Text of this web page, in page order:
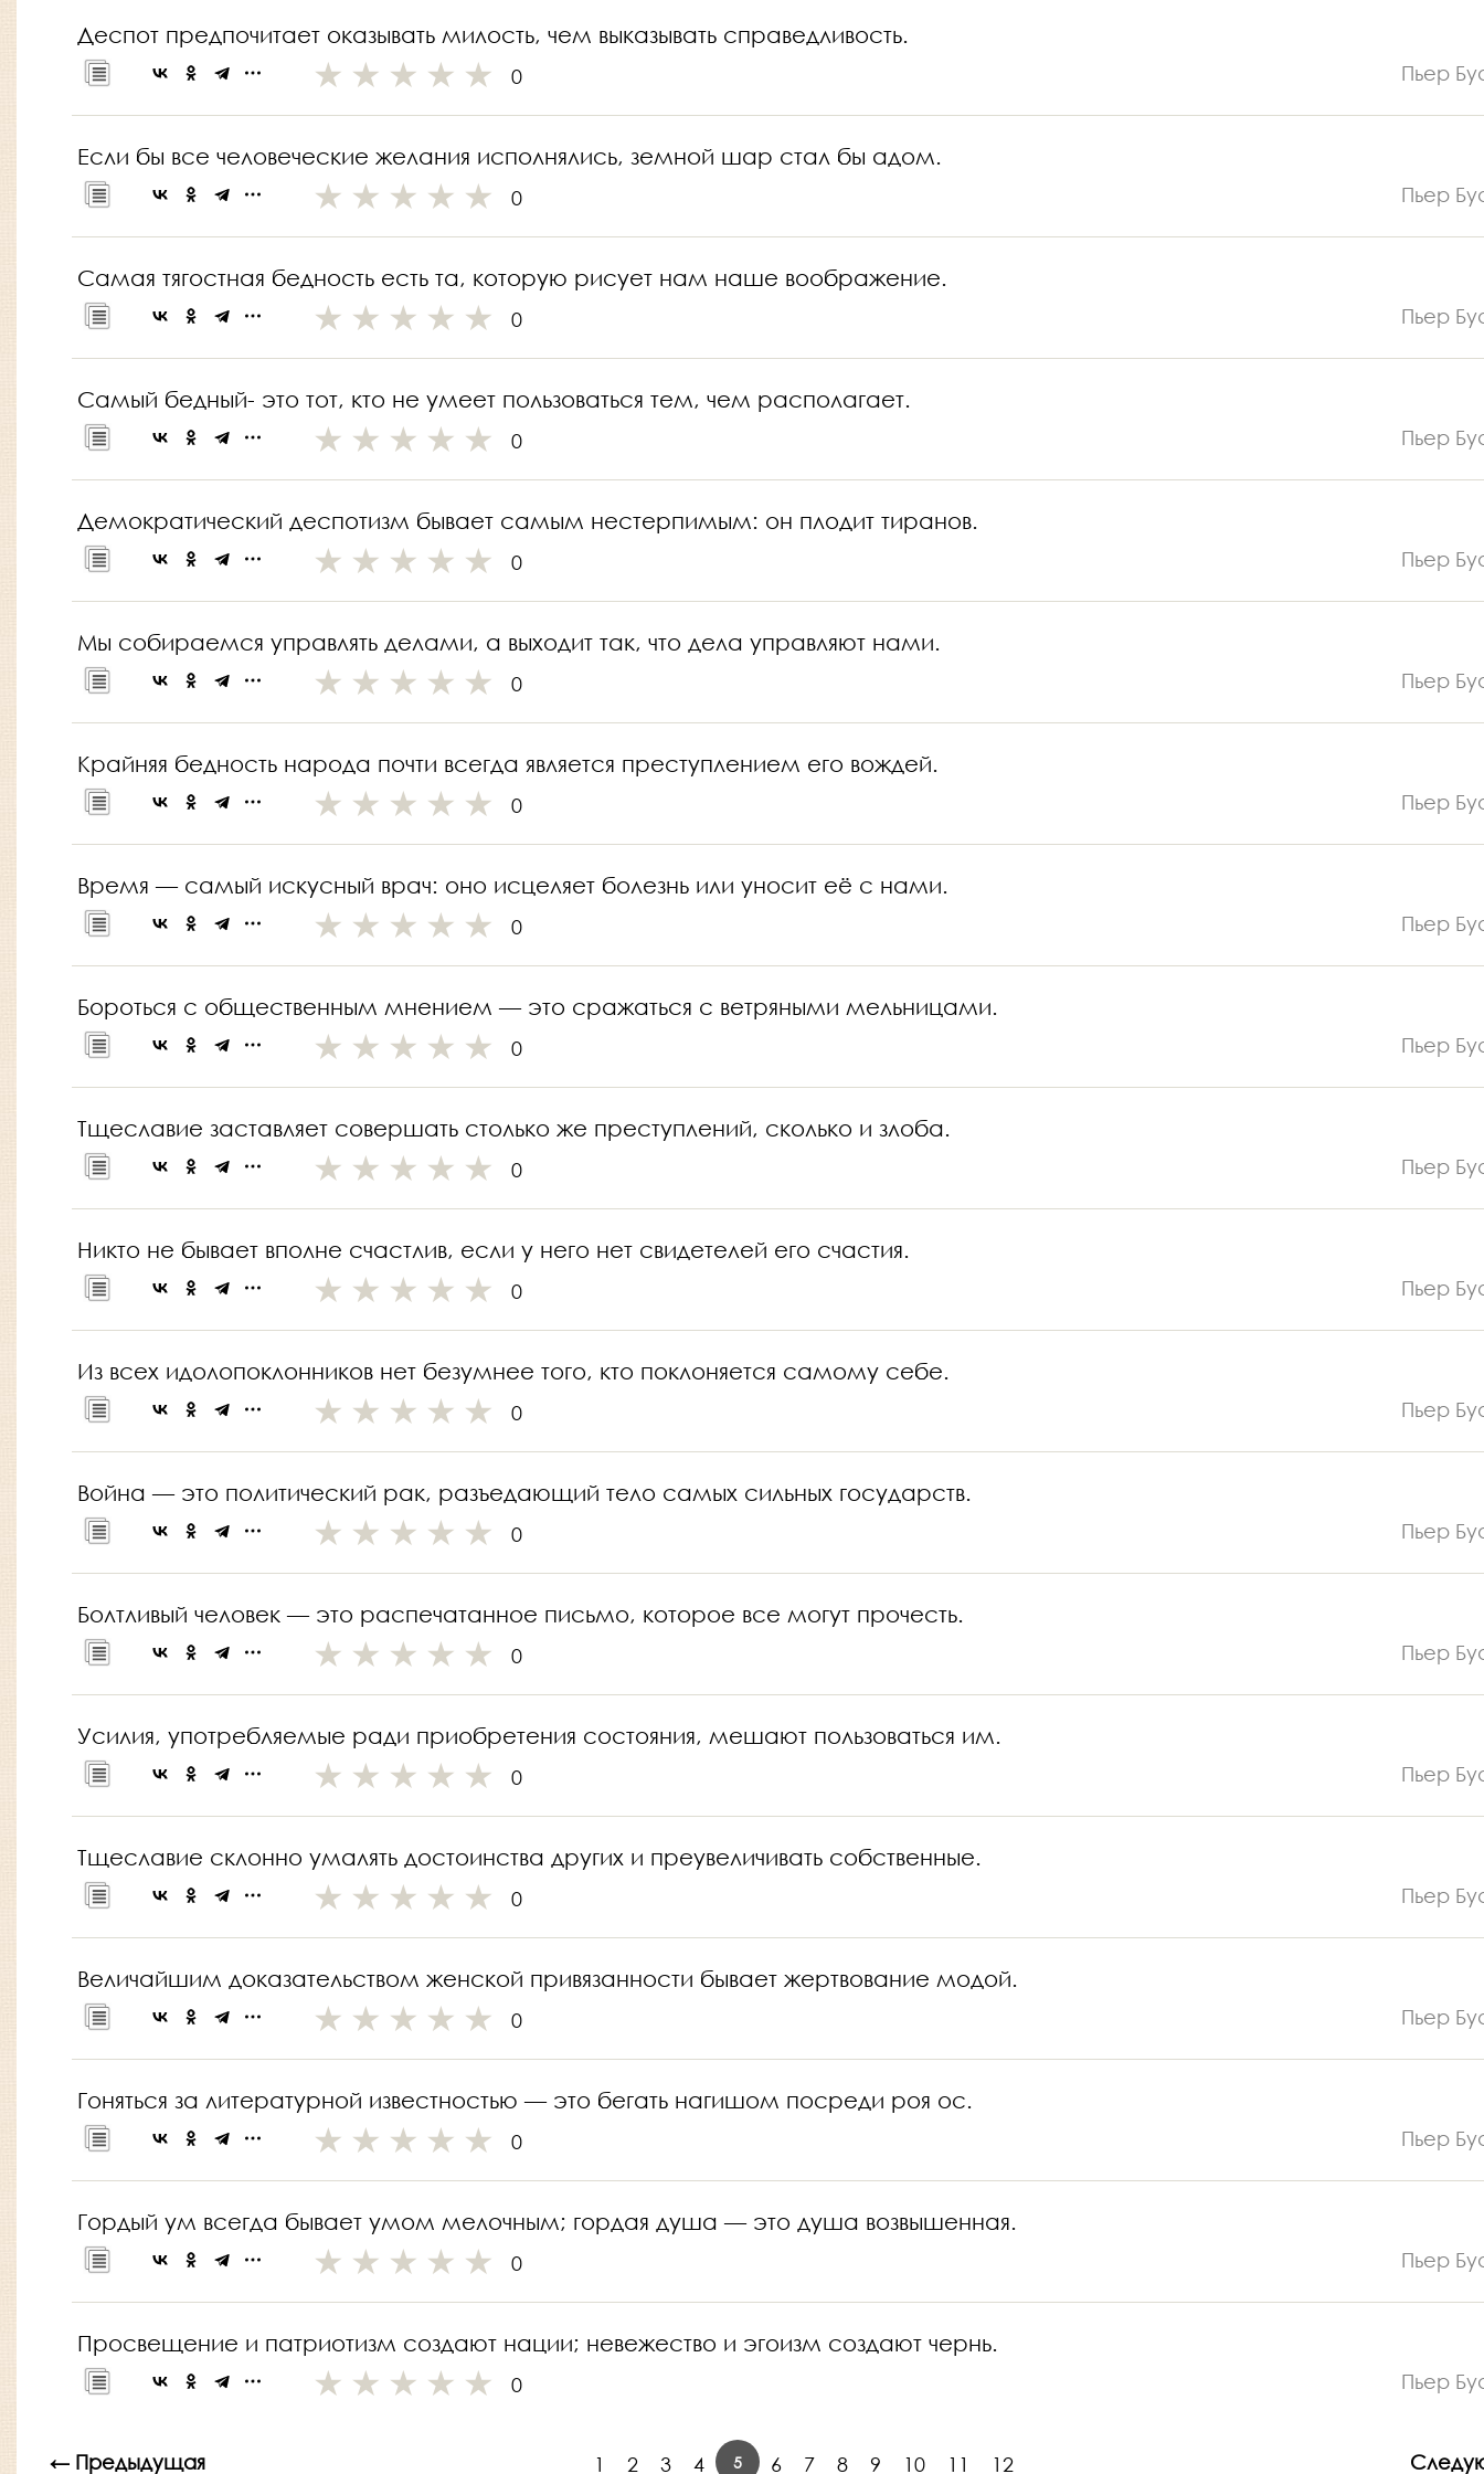
Деспот предпочитает оказывать милость, чем выказывать справедливость.
0 Пьер
Если бы все человеческие желания исполнялись, земной шар стал бы адом.
0 Пьер
Самая тягостная бедность есть та, которую рисует нам наше воображение.
0 Пьер
Самый бедный- это тот, кто не умеет пользоваться тем, чем располагает.
0 Пьер
Демократический деспотизм бывает самым нестерпимым: он плодит тиранов.
0 Пьер
Мы собираемся управлять делами, а выходит так, что дела управляют нами.
0 Пьер
Крайняя бедность народа почти всегда является преступлением его вождей.
0 Пьер
Время — самый искусный врач: оно исцеляет болезнь или уносит её с нами.
0 Пьер
Бороться с общественным мнением — это сражаться с ветряными мельницами.
0 Пьер
Тщеславие заставляет совершать столько же преступлений, сколько и злоба.
0 Пьер
Никто не бывает вполне счастлив, если у него нет свидетелей его счастия.
0 Пьер
Из всех идолопоклонников нет безумнее того, кто поклоняется самому себе.
0 Пьер
Война — это политический рак, разъедающий тело самых сильных государств.
0 Пьер
Болтливый человек — это распечатанное письмо, которое все могут прочесть.
0 Пьер
Усилия, употребляемые ради приобретения состояния, мешают пользоваться им.
0 Пьер
Тщеславие склонно умалять достоинства других и преувеличивать собственные.
0 Пьер
Величайшим доказательством женской привязанности бывает жертвование модой.
0 Пьер
Гоняться за литературной известностью — это бегать нагишом посреди роя ос.
0 Пьер
Гордый ум всегда бывает умом мелочным; гордая душа — это душа возвышенная.
0 Пьер
Просвещение и патриотизм создают нации; невежество и эгоизм создают чернь.
0 Пьер
← Предыдущая 1 2 3 4 5 6 7 8 9 10 11 12